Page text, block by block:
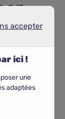
en
de
part,
part,
accepter
ici !
une
adaptées
accepter